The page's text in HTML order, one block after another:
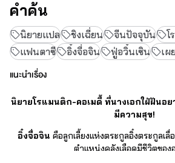
คำค้น
นิยายแปล ชิงเฉี่ยน จีนปัจจุบัน โ
แฟนตาซี
อิ๋งจื่อจิน ฟู่อวิ๋นเซิน เผ
แนะนำเรื่อง
นิยายโรแมนติก-คอเมดี้ ที่นางเอกใฝ่ฝันอ
มีความสุข!
อิ๋งจื่อจิน คือลูกเลี้ยงแห่งตระกูลอิ๋งตระกูลเลื่
ตำแหน่งคลังเลือดมีชีวิตของ